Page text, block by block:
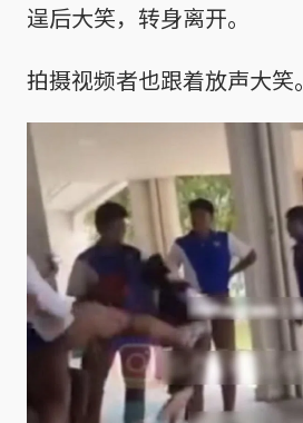
逞后大笑，转身离开。
拍摄视频者也跟着放声大笑。